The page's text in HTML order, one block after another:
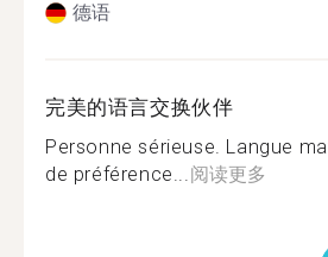
德语
完美的语言交换伙伴
Personne sérieuse. Langue
de préférence...阅读更多